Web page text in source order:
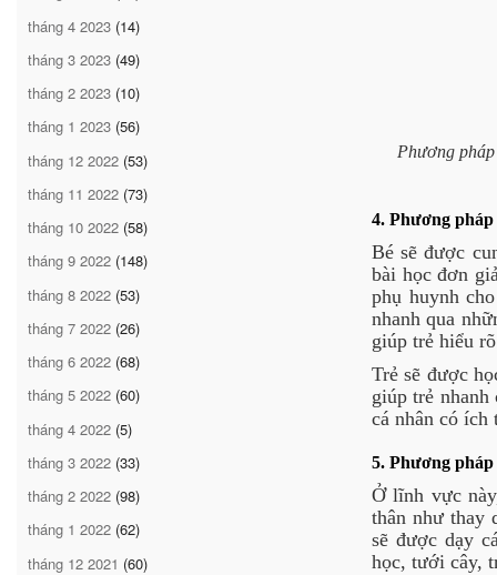
tháng 4 2023 (14)
tháng 3 2023 (49)
tháng 2 2023 (10)
tháng 1 2023 (56)
tháng 12 2022 (53)
tháng 11 2022 (73)
tháng 10 2022 (58)
tháng 9 2022 (148)
tháng 8 2022 (53)
tháng 7 2022 (26)
tháng 6 2022 (68)
tháng 5 2022 (60)
tháng 4 2022 (5)
tháng 3 2022 (33)
tháng 2 2022 (98)
tháng 1 2022 (62)
tháng 12 2021 (60)
Phương
4. Phương
Bé sẽ được
bài học đơn
phụ huynh
nhanh qua
giúp trẻ hiểu
Trẻ sẽ được
giúp trẻ
cá nhân có ích
5. Phương
Ở lĩnh vực
thân như thay
sẽ được dạy
học, tưới cây,